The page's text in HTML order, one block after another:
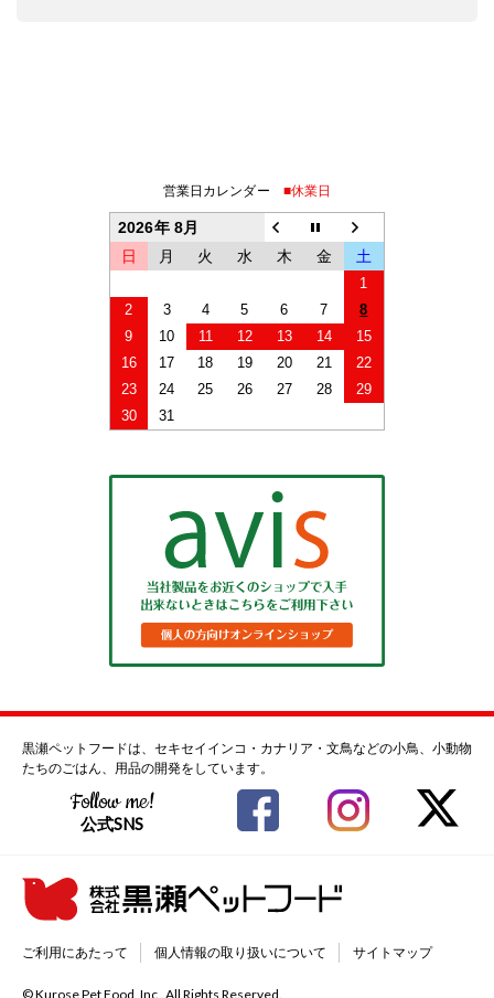
営業日カレンダー ■休業日
2026年 8月
日
月 火 水 木 金 土
1
2
3 4 5 6 7
8
9
10 11 12 13 14
15
16
17 18 19 20 21
22
23
24 25 26 27 28
29
30
31
黒瀬ペットフードは、セキセイインコ・カナリア・文鳥などの小鳥、小動物
たちのごはん、用品の開発をしています。
Follow me!
公式SNS
ご利用にあたって 個人情報の取り扱いについて サイトマップ
© Kurose Pet Food, Inc . All Rights Reserved.